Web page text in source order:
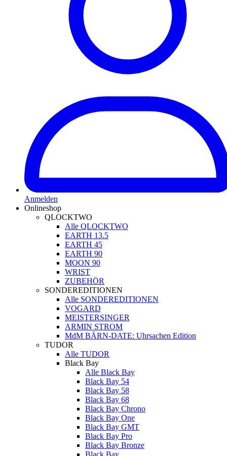
Anmelden
Onlineshop
QLOCKTWO
Alle QLOCKTWO
EARTH 13.5
EARTH 45
EARTH 90
MOON 90
WRIST
ZUBEHÖR
SONDEREDITIONEN
Alle SONDEREDITIONEN
VOGARD
MEISTERSINGER
ARMIN STROM
MdM BÄRN-DATE: Uhrsachen Edition
TUDOR
Alle TUDOR
Black Bay
Alle Black Bay
Black Bay 54
Black Bay 58
Black Bay 68
Black Bay Chrono
Black Bay One
Black Bay GMT
Black Bay Pro
Black Bay Bronze
Black Bay